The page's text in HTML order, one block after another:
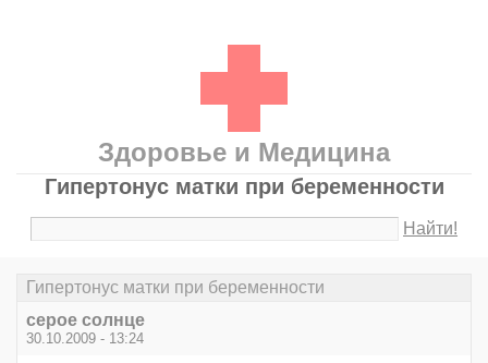
Здоровье и Медицина
Гипертонус матки при беременности
Найти!
Гипертонус матки при беременности
серое солнце
30.10.2009 - 13:24